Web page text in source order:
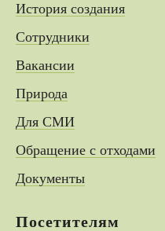
История создания
Сотрудники
Вакансии
Природа
Для СМИ
Обращение с отходами
Документы
Посетителям